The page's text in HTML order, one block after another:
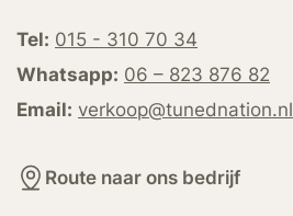
Tel: 015 - 310 70 34
Whatsapp: 06 – 823 876 82
Email: verkoop@tunednation.nl
Route naar ons bedrijf